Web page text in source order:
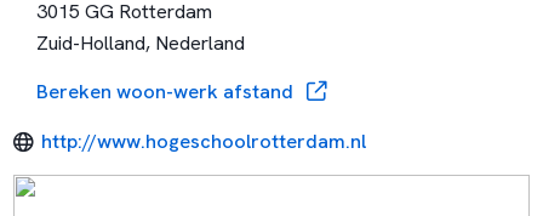
3015 GG Rotterdam
Zuid-Holland, Nederland
Bereken woon-werk afstand
http://www.hogeschoolrotterdam.nl